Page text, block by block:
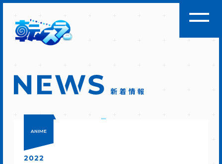
新着情報
ANIME
2022